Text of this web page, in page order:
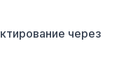
через